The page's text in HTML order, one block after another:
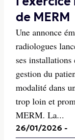
de MERM
Une annonce
radiologues
ses installations
gestion du
modalité dans
trop loin et
MERM. La...
26/01/2026 -